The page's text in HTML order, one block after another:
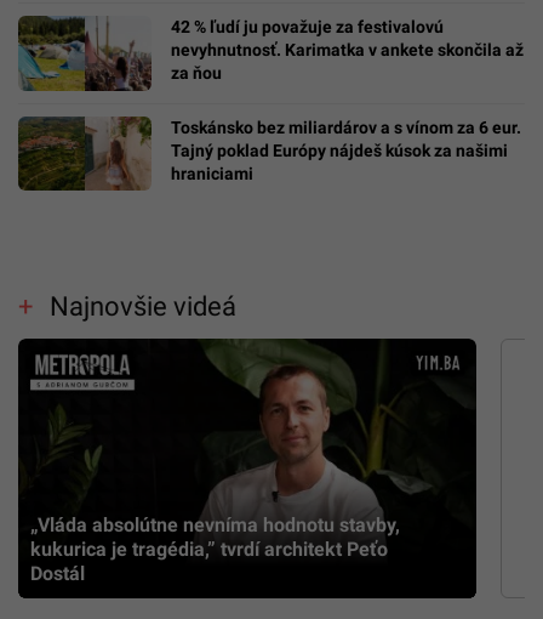
42 % ľudí ju považuje za festivalovú
nevyhnutnosť. Karimatka v ankete skončila až
za ňou
Toskánsko bez miliardárov a s vínom za 6 eur.
Tajný poklad Európy nájdeš kúsok za našimi
hraniciami
Najnovšie videá
„Vláda absolútne nevníma hodnotu stavby,
kukurica je tragédia,” tvrdí architekt Peťo
Dostál